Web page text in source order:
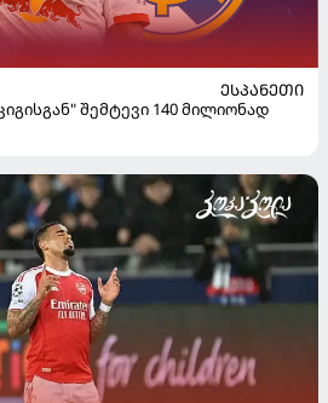
ᲔᲡᲞᲐᲜᲔᲗᲘ
შემტევი 140 მილიონად